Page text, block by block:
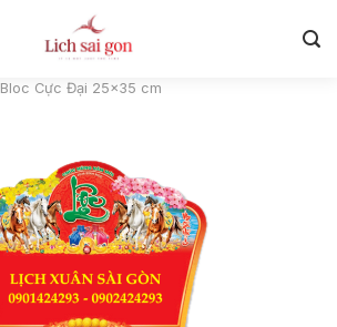
Bloc Cực Đại 25×35 cm